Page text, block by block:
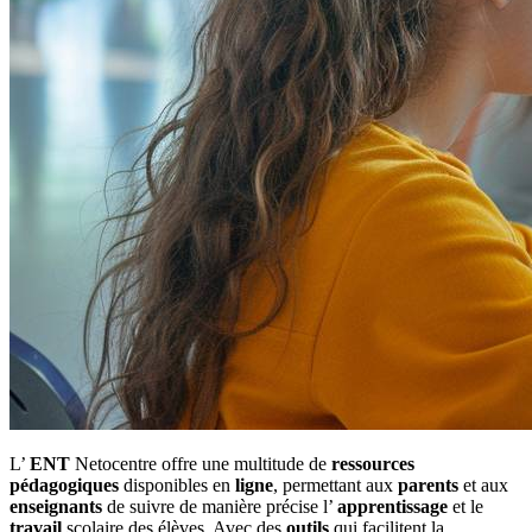
L’ ENT Netocentre offre une multitude de ressources
pédagogiques disponibles en ligne, permettant aux parents et aux
enseignants de suivre de manière précise l’ apprentissage et le